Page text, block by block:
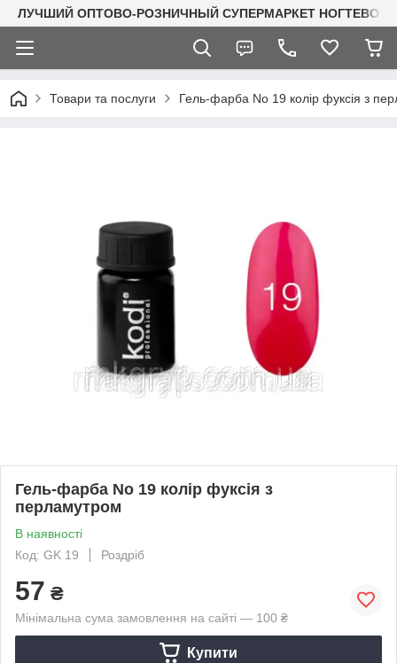
ЛУЧШИЙ ОПТОВО-РОЗНИЧНЫЙ СУПЕРМАРКЕТ
Товари та послуги Гель-фарба No 19 колір фуксія з
Гель-фарба No 19 колір фуксія з
перламутром
В наявності
Код: GK 19
Роздріб
57 ₴
Мінімальна сума замовлення на сайті — 100 ₴
Купити